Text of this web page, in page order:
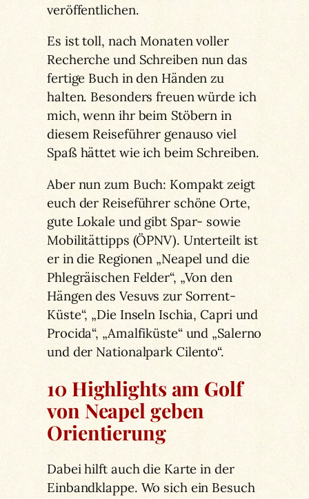
veröffentlichen.
Es ist toll, nach Monaten voller
Recherche und Schreiben nun das
fertige Buch in den Händen zu
halten. Besonders freuen würde ich
mich, wenn ihr beim Stöbern in
diesem Reiseführer genauso viel
Spaß hättet wie ich beim Schreiben.
Aber nun zum Buch: Kompakt zeigt
euch der Reiseführer schöne Orte,
gute Lokale und gibt Spar- sowie
Mobilitättipps (ÖPNV). Unterteilt ist
er in die Regionen „Neapel und die
Phlegräischen Felder“, „Von den
Hängen des Vesuvs zur Sorrent-
Küste“, „Die Inseln Ischia, Capri und
Procida“, „Amalfiküste“ und „Salerno
und der Nationalpark Cilento“.
10 Highlights am Golf
von Neapel geben
Orientierung
Dabei hilft auch die Karte in der
Einbandklappe. Wo sich ein Besuch